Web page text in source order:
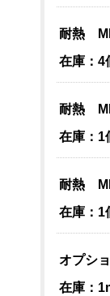
耐熱
在庫：4
耐熱
在庫：1
耐熱
在庫：1
オプシ
在庫：